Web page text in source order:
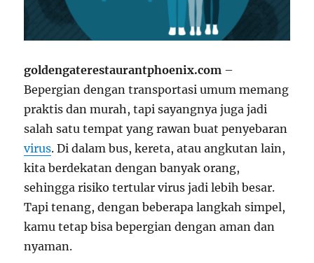
goldengaterestaurantphoenix.com –
Bepergian dengan transportasi umum memang
praktis dan murah, tapi sayangnya juga jadi
salah satu tempat yang rawan buat penyebaran
virus. Di dalam bus, kereta, atau angkutan lain,
kita berdekatan dengan banyak orang,
sehingga risiko tertular virus jadi lebih besar.
Tapi tenang, dengan beberapa langkah simpel,
kamu tetap bisa bepergian dengan aman dan
nyaman.